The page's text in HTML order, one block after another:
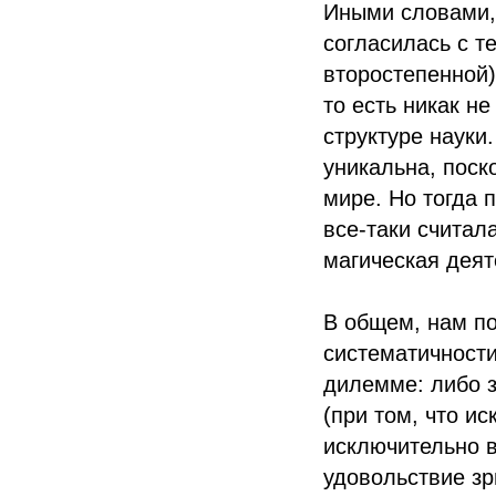
Иными словами,
согласилась с
то есть никак
структуре
уникальна,
мире. Но тогда
все-таки
магическая
В общем, нам
дилемме: либо
(при том, что
исключительно
удовольствие